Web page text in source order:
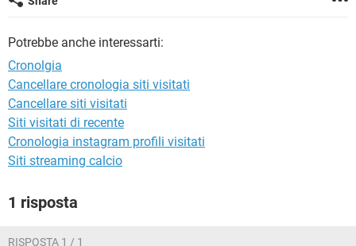
Potrebbe anche interessarti:
Cronolgia
Cancellare cronologia siti visitati
Cancellare siti visitati
Siti visitati di recente
Cronologia instagram profili visitati
Siti streaming calcio
1 risposta
RISPOSTA 1 / 1